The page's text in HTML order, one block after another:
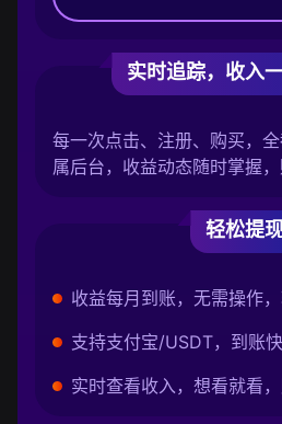
实时追踪，收入
每一次点击、注册、购买，
属后台，收益动态随时掌握，
轻松提
收益每月到账，无需操作
支持支付宝/USDT，到账
实时查看收入，想看就看